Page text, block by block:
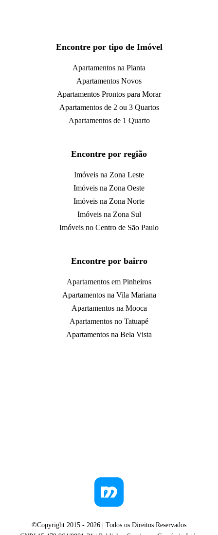
Encontre por tipo de Imóvel
Apartamentos na Planta
Apartamentos Novos
Apartamentos Prontos para Morar
Apartamentos de 2 ou 3 Quartos
Apartamentos de 1 Quarto
Encontre por região
Imóveis na Zona Leste
Imóveis na Zona Oeste
Imóveis na Zona Norte
Imóveis na Zona Sul
Imóveis no Centro de São Paulo
Encontre por bairro
Apartamentos em Pinheiros
Apartamentos na Vila Mariana
Apartamentos na Mooca
Apartamentos no Tatuapé
Apartamentos na Bela Vista
©Copyright 2015 - 2026 | Todos os Direitos Reservados